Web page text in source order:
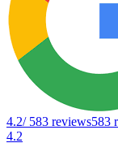
4.2/ 583 reviews583
4.2